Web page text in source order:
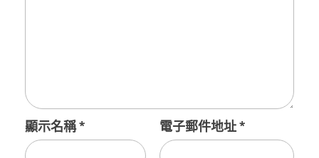
顯示名稱* 電子郵件地址*